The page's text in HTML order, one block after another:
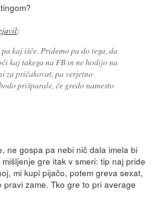
:
kaj išče. Pridemo pa do tega, da
kaj takega na FB in ne hodijo na
za pričakovat, pa verjetno
prišparale, če gredo namesto
ne gospa pa nebi nič dala imela bi
gre itak v smeri: tip naj pride
mi kupi pijačo, potem greva sexat,
zame. Tko gre to pri average